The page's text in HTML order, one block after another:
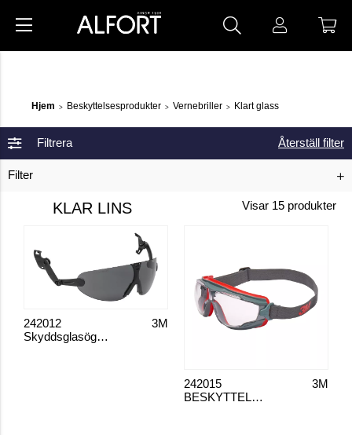
Hjem > Beskyttelsesprodukter > Vernebriller > Klart glass
Filtrera
Filter
Återställ filter
KLAR LINS Visar 15 produkter
Skyddsglasögon integrerade
3M
242012
BESKYTTELSESBRILLER PC CLEAR
3M
242015